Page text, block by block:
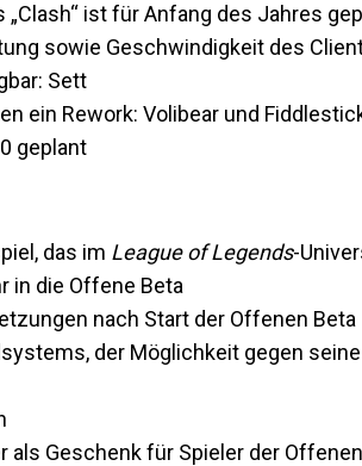
ist für Anfang des Jahres
sowie Geschwindigkeit des
Sett
ein Rework: Volibear und
geplant
das im League of Legends-
in die Offene Beta
nach Start der Offenen Beta
der Möglichkeit gegen
als Geschenk für Spieler der